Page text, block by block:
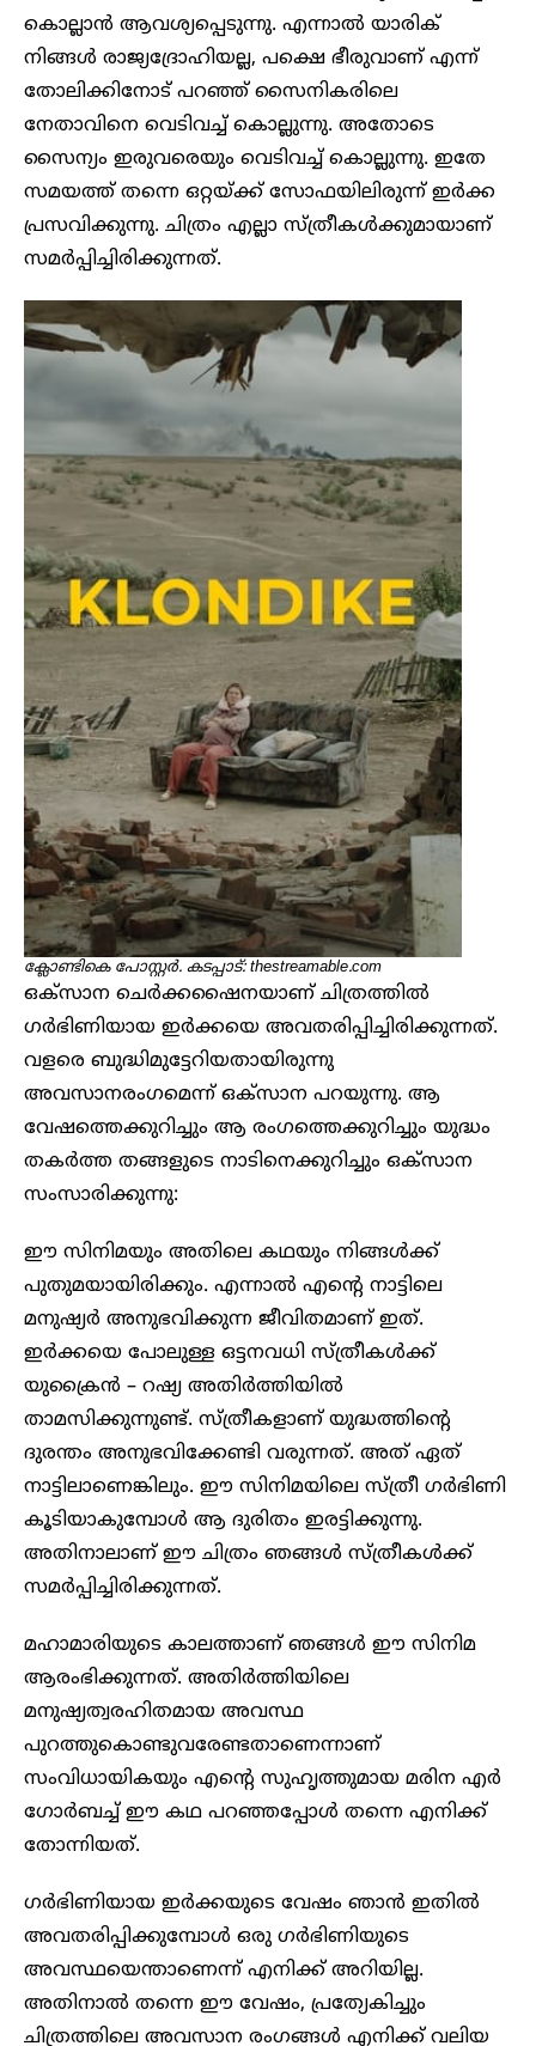
കൊല്ലാൻ ആവശ്യപ്പെടുന്നു. എന്നാല്‍ യാരിക്
നിങ്ങള്‍ രാജ്യദ്രോഹിയല്ല, പക്ഷെ ഭീരുവാണ് എന്ന്
തോലിക്കിനോട് പറഞ്ഞ് സൈനികരിലെ
നേതാവിനെ വെടിവച്ച് കൊല്ലുന്നു. അതോടെ
സൈന്യം ഇരുവരെയും വെടിവച്ച് കൊല്ലുന്നു. ഇതേ
സമയത്ത് തന്നെ ഒറ്റയ്ക്ക് സോഫയിലിരുന്ന് ഇര്‍ക്ക
പ്രസവിക്കുന്നു. ചിത്രം എല്ലാ സ്ത്രീകള്‍ക്കുമായാണ്
സമര്‍പ്പിച്ചിരിക്കുന്നത്.
ക്ലോണ്ടികെ പോസ്റ്റർ. കടപ്പാട്: thestreamable.com
ഒക്സാന ചെര്‍ക്കഷൈനയാണ് ചിത്രത്തില്‍
ഗര്‍ഭിണിയായ ഇര്‍ക്കയെ അവതരിപ്പിച്ചിരിക്കുന്നത്.
വളരെ ബുദ്ധിമുട്ടേറിയതായിരുന്നു
അവസാനരംഗമെന്ന് ഒക്സാന പറയുന്നു. ആ
വേഷത്തെക്കുറിച്ചും ആ രംഗത്തെക്കുറിച്ചും യുദ്ധം
തകര്‍ത്ത തങ്ങളുടെ നാടിനെക്കുറിച്ചും ഒക്സാന
സംസാരിക്കുന്നു:
ഈ സിനിമയും അതിലെ കഥയും നിങ്ങള്‍ക്ക്
പുതുമയായിരിക്കും. എന്നാല്‍ എന്റെ നാട്ടിലെ
മനുഷ്യര്‍ അനുഭവിക്കുന്ന ജീവിതമാണ് ഇത്.
ഇര്‍ക്കയെ പോലുള്ള ഒട്ടനവധി സ്ത്രീകള്‍ക്ക്
യുക്രൈൻ – റഷ്യ അതിര്‍ത്തിയില്‍
താമസിക്കുന്നുണ്ട്. സ്ത്രീകളാണ് യുദ്ധത്തിന്റെ
ദുരന്തം അനുഭവിക്കേണ്ടി വരുന്നത്. അത് ഏത്
നാട്ടിലാണെങ്കിലും. ഈ സിനിമയിലെ സ്ത്രീ ഗര്‍ഭിണി
കൂടിയാകുമ്പോള്‍ ആ ദുരിതം ഇരട്ടിക്കുന്നു.
അതിനാലാണ് ഈ ചിത്രം ഞങ്ങള്‍ സ്ത്രീകള്‍ക്ക്
സമര്‍പ്പിച്ചിരിക്കുന്നത്.
മഹാമാരിയുടെ കാലത്താണ് ഞങ്ങള്‍ ഈ സിനിമ
ആരംഭിക്കുന്നത്. അതിര്‍ത്തിയിലെ
മനുഷ്യത്വരഹിതമായ അവസ്ഥ
പുറത്തുകൊണ്ടുവരേണ്ടതാണെന്നാണ്
സംവിധായികയും എന്റെ സുഹൃത്തുമായ മരിന എര്‍
ഗോര്‍ബച്ച് ഈ കഥ പറഞ്ഞപ്പോള്‍ തന്നെ എനിക്ക്
തോന്നിയത്.
ഗര്‍ഭിണിയായ ഇര്‍ക്കയുടെ വേഷം ഞാൻ ഇതിൽ
അവതരിപ്പിക്കുമ്പോൾ ഒരു ഗര്‍ഭിണിയുടെ
അവസ്ഥയെന്താണെന്ന് എനിക്ക് അറിയില്ല.
അതിനാല്‍ തന്നെ ഈ വേഷം, പ്രത്യേകിച്ചും
ചിത്രത്തിലെ അവസാന രംഗങ്ങള്‍ എനിക്ക് വലിയ